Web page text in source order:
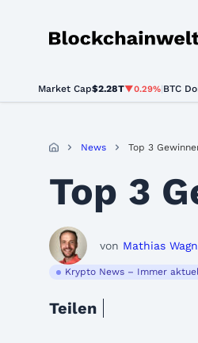
Blockchainwelt
Market Cap$2.28T▼0.29% BTCBTC
News Top 3
Top 3
von Mathias
Krypto News – Immer
Teilen